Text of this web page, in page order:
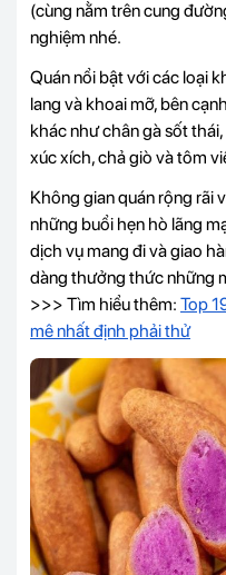
(cùng nằm trên cung
nghiệm nhé.
Quán nổi bật với các loại
lang và khoai mỡ, bên
khác như chân gà sốt
xúc xích, chả giò và tôm
Không gian quán rộng rãi
những buổi hẹn hò lãng
dịch vụ mang đi và giao
dàng thưởng thức những
>>> Tìm hiểu thêm: Top
mê nhất định phải thử